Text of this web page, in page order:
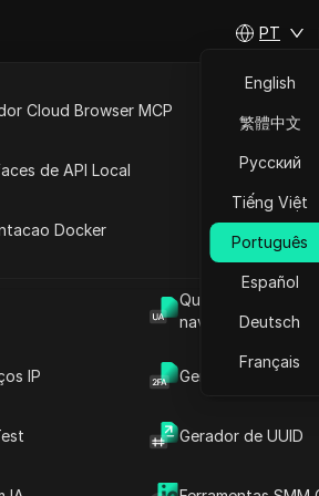
Qual é o User
navegador
IP Gerador de
Gerador de UUID
Cloud Browser MCP
de API Local
Docker
PT
English
繁體中文
Русский
Tiếng Việt
Português
Español
Deutsch
Français
Introdução ao Conteúdo
Análise da Linha do